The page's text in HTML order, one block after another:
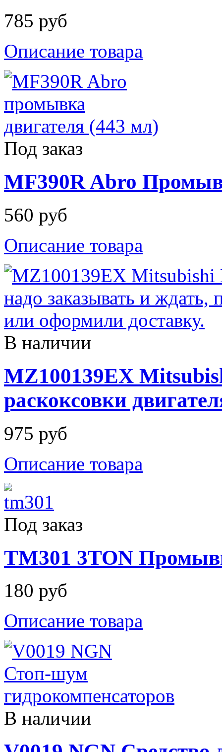
785 руб
Описание товара
Под заказ
MF390R Abro
560 руб
Описание товара
В наличии
MZ100139EX
раскоксовки
975 руб
Описание товара
Под заказ
TM301 3TON
180 руб
Описание товара
В наличии